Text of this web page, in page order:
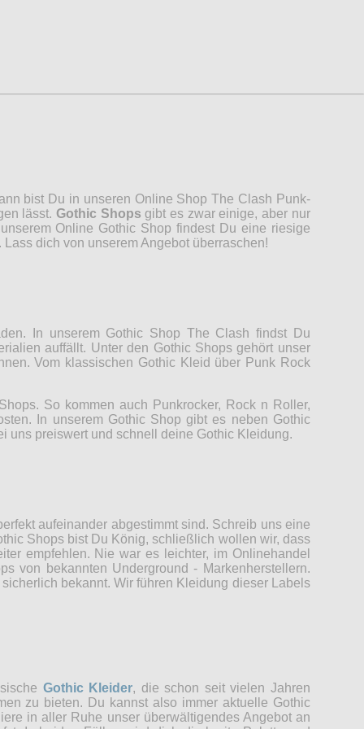
bist Du in unseren Online Shop The Clash Punk-
lässt. Gothic Shops gibt es zwar einige, aber nur
Online Gothic Shop findest Du eine riesige
dich von unserem Angebot überraschen!
In unserem Gothic Shop The Clash findst Du
auffällt. Unter den Gothic Shops gehört unser
Vom klassischen Gothic Kleid über Punk Rock
So kommen auch Punkrocker, Rock n Roller,
In unserem Gothic Shop gibt es neben Gothic
uns preiswert und schnell deine Gothic Kleidung.
aufeinander abgestimmt sind. Schreib uns eine
Shops bist Du König, schließlich wollen wir, dass
empfehlen. Nie war es leichter, im Onlinehandel
von bekannten Underground - Markenherstellern.
bekannt. Wir führen Kleidung dieser Labels
Gothic Kleider, die schon seit vielen Jahren
zu bieten. Du kannst also immer aktuelle Gothic
in aller Ruhe unser überwältigendes Angebot an